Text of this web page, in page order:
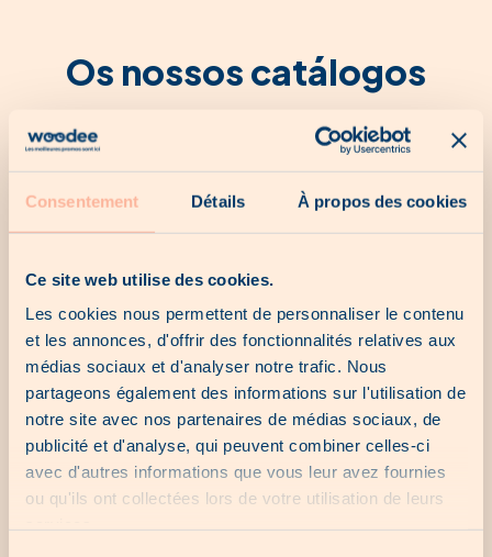
Consentement Détails À propos des cookies
Ce site web utilise des cookies.
Les cookies nous permettent de personnaliser le contenu
et les annonces, d'offrir des fonctionnalités relatives aux
médias sociaux et d'analyser notre trafic. Nous
partageons également des informations sur l'utilisation de
notre site avec nos partenaires de médias sociaux, de
publicité et d'analyse, qui peuvent combiner celles-ci
avec d'autres informations que vous leur avez fournies
ou qu'ils ont collectées lors de votre utilisation de leurs
Os nossos catálogos
Nenhum catálogo no momento...
As nossas últimas
oportunidades
Nenhuma última chance no momento...
As nossas ofertas locais